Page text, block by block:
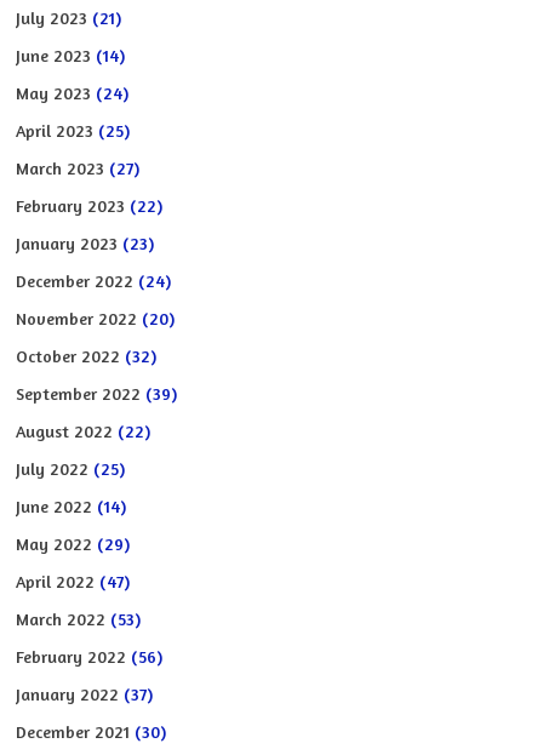
July 2023 (21)
June 2023 (14)
May 2023 (24)
April 2023 (25)
March 2023 (27)
February 2023 (22)
January 2023 (23)
December 2022 (24)
November 2022 (20)
October 2022 (32)
September 2022 (39)
August 2022 (22)
July 2022 (25)
June 2022 (14)
May 2022 (29)
April 2022 (47)
March 2022 (53)
February 2022 (56)
January 2022 (37)
December 2021 (30)